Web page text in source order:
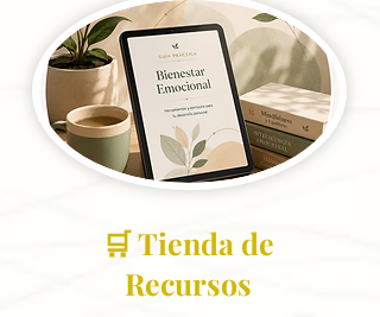
🛒 Tienda de
Recursos